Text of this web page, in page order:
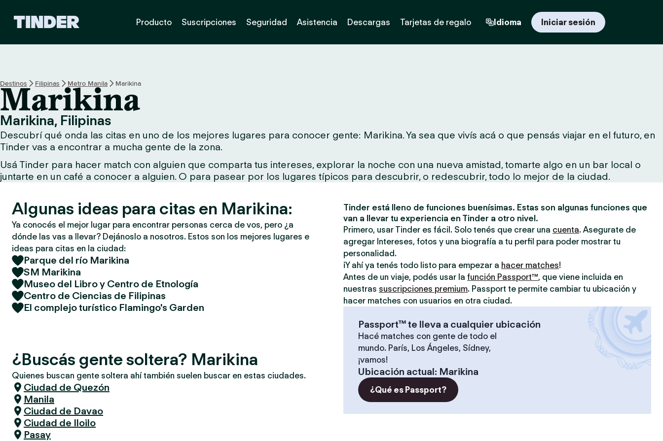
d
e
T
n
d
e
Producto Suscripciones Seguridad Asistencia Descargas Tarjetas de regalo Idioma Iniciar sesión
Destinos Filipinas Metro Manila Marikina
Marikina
Marikina, Filipinas
Descubrí qué onda las citas en uno de los mejores lugares para conocer gente: Marikina. Ya sea que vivís acá o que pensás viajar en el futuro, en
Tinder vas a encontrar a mucha gente de la zona.
Usá Tinder para hacer match con alguien que comparta tus intereses, explorar la noche con una nueva amistad, tomarte algo en un bar local o
juntarte en un café a conocer a alguien. O para pasear por los lugares típicos para descubrir, o redescubrir, todo lo mejor de la ciudad.
Algunas ideas para citas en Marikina:
Ya conocés el mejor lugar para encontrar personas cerca de vos, pero ¿a
dónde las vas a llevar? Dejánoslo a nosotros. Estos son los mejores lugares e
ideas para citas en la ciudad:
Parque del río Marikina
SM Marikina
Museo del Libro y Centro de Etnología
Centro de Ciencias de Filipinas
El complejo turístico Flamingo's Garden
¿Buscás gente soltera? Marikina
Quienes buscan gente soltera ahí también suelen buscar en estas ciudades.
Ciudad de Quezón
Manila
Ciudad de Davao
Ciudad de Iloilo
Pasay
Tinder está lleno de funciones buenísimas. Estas son algunas funciones que
van a llevar tu experiencia en Tinder a otro nivel.
Primero, usar Tinder es fácil. Solo tenés que crear una cuenta. Asegurate de
agregar Intereses, fotos y una biografía a tu perfil para poder mostrar tu
personalidad.
¡Y ahí ya tenés todo listo para empezar a hacer matches!
Antes de un viaje, podés usar la función Passport™, que viene incluida en
nuestras suscripciones premium. Passport te permite cambiar tu ubicación y
hacer matches con usuarios en otra ciudad.
Passport™ te lleva a cualquier ubicación
Hacé matches con gente de todo el
mundo. París, Los Ángeles, Sídney,
¡vamos!
Ubicación actual: Marikina
¿Qué es Passport?